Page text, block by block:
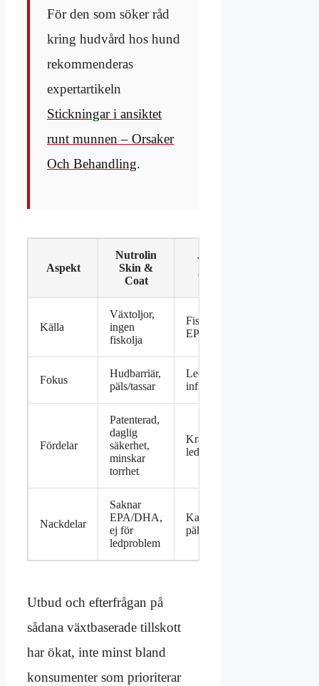
För den som söker råd
kring hudvård hos hund
rekommenderas
expertartikeln
Stickningar i ansiktet
runt munnen – Orsaker
Och Behandling.
Aspekt
Nutrolin
Skin &
Coat
Vanliga alternativ
(fiskoljebaserade)
Källa
Växtoljor,
ingen
fiskolja
Fiskolja med
EPA/DHA
Fokus
Hudbarriär,
päls/tassar
Ledhälsa,
inflammationsdämpning
Fördelar
Patenterad,
daglig
säkerhet,
minskar
torrhet
Kraftfull effekt på
ledproblem
Nackdelar
Saknar
EPA/DHA,
ej för
ledproblem
Kan påverka
pälsstruktur negativt
Utbud och efterfrågan på
sådana växtbaserade tillskott
har ökat, inte minst bland
konsumenter som prioriterar